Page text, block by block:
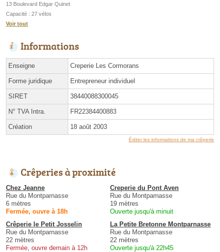
13 Boulevard Edgar Quinet
Capacité : 27 vélos
Voir tout
Informations
Enseigne Creperie Les Cormorans
Forme juridique Entrepreneur individuel
SIRET 38440088300045
N° TVA Intra. FR22384400883
Création 18 août 2003
Éditer les informations de ma crêperie
Crêperies à proximité
Chez Jeanne
Rue du Montparnasse
6 mètres
Fermée, ouvre à 18h
Creperie du Pont Aven
Rue du Montparnasse
19 mètres
Ouverte jusqu'à minuit
Crêperie le Petit Josselin
Rue du Montparnasse
22 mètres
Fermée, ouvre demain à 12h
La Petite Bretonne Montparnasse
Rue du Montparnasse
22 mètres
Ouverte jusqu'à 22h45